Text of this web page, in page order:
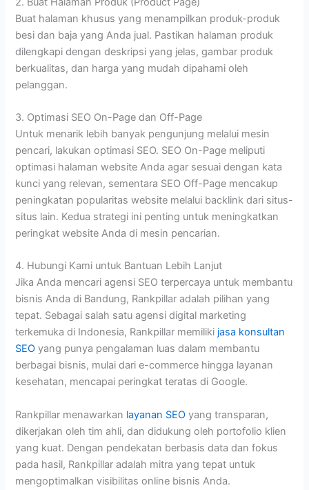
Buat halaman khusus yang menampilkan produk-produk
besi dan baja yang Anda jual. Pastikan halaman produk
dilengkapi dengan deskripsi yang jelas, gambar produk
berkualitas, dan harga yang mudah dipahami oleh
pelanggan.
3. Optimasi SEO On-Page dan Off-Page
Untuk menarik lebih banyak pengunjung melalui mesin
pencari, lakukan optimasi SEO. SEO On-Page meliputi
optimasi halaman website Anda agar sesuai dengan kata
kunci yang relevan, sementara SEO Off-Page mencakup
peningkatan popularitas website melalui backlink dari situs-
situs lain. Kedua strategi ini penting untuk meningkatkan
peringkat website Anda di mesin pencarian.
4. Hubungi Kami untuk Bantuan Lebih Lanjut
Jika Anda mencari agensi SEO terpercaya untuk membantu
bisnis Anda di Bandung, Rankpillar adalah pilihan yang
tepat. Sebagai salah satu agensi digital marketing
terkemuka di Indonesia, Rankpillar memiliki jasa konsultan
SEO yang punya pengalaman luas dalam membantu
berbagai bisnis, mulai dari e-commerce hingga layanan
kesehatan, mencapai peringkat teratas di Google.
Rankpillar menawarkan layanan SEO yang transparan,
dikerjakan oleh tim ahli, dan didukung oleh portofolio klien
yang kuat. Dengan pendekatan berbasis data dan fokus
pada hasil, Rankpillar adalah mitra yang tepat untuk
mengoptimalkan visibilitas online bisnis Anda.